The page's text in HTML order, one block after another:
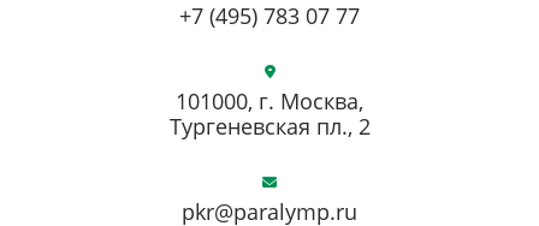
+7 (495) 783 07 77
pkr@paralymp.ru
101000, г. Москва,
Тургеневская пл., 2